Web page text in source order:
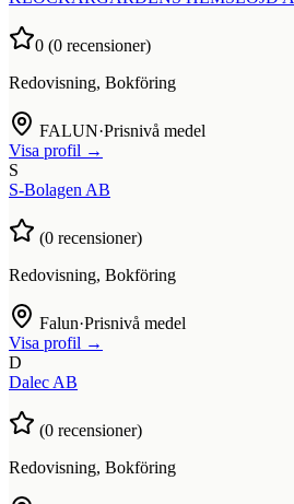
0 (0 recensioner)
Redovisning, Bokföring
FALUN·Prisnivå medel
Visa profil →
S
S-Bolagen AB
(0 recensioner)
Redovisning, Bokföring
Falun·Prisnivå medel
Visa profil →
D
Dalec AB
(0 recensioner)
Redovisning, Bokföring